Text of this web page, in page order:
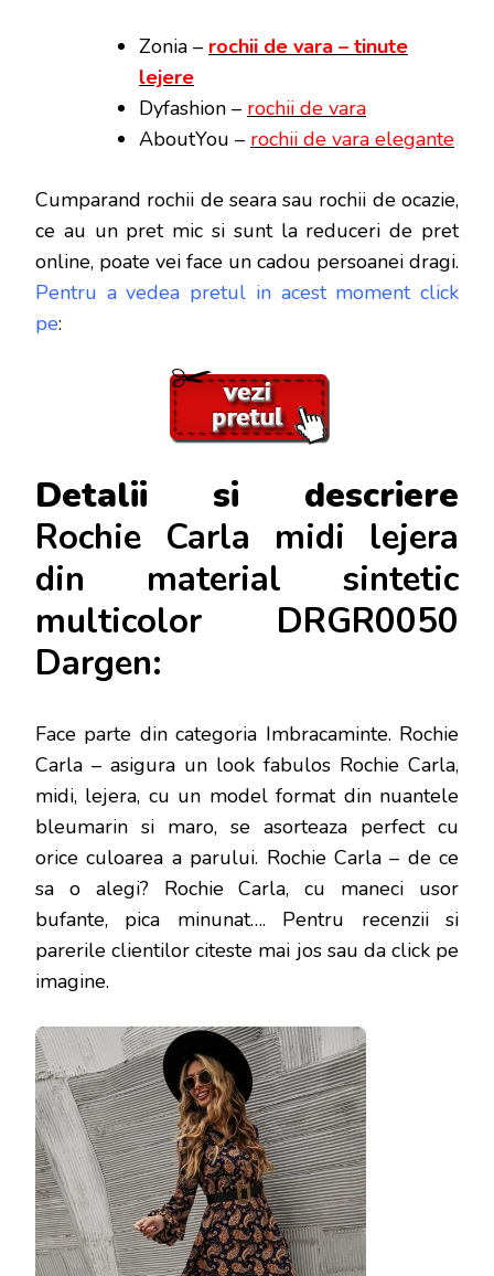
Zonia – rochii de vara – tinute
lejere
Dyfashion – rochii de vara
AboutYou – rochii de vara elegante
Cumparand rochii de seara sau rochii de ocazie,
ce au un pret mic si sunt la reduceri de pret
online, poate vei face un cadou persoanei dragi.
Pentru a vedea pretul in acest moment click
pe:
Detalii si descriere
Rochie Carla midi lejera
din material sintetic
multicolor DRGR0050
Dargen:
Face parte din categoria Imbracaminte. Rochie
Carla – asigura un look fabulos Rochie Carla,
midi, lejera, cu un model format din nuantele
bleumarin si maro, se asorteaza perfect cu
orice culoarea a parului. Rochie Carla – de ce
sa o alegi? Rochie Carla, cu maneci usor
bufante, pica minunat…. Pentru recenzii si
parerile clientilor citeste mai jos sau da click pe
imagine.